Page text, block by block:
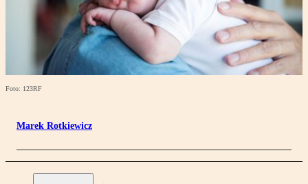
Foto: 123RF
Marek Rotkiewicz